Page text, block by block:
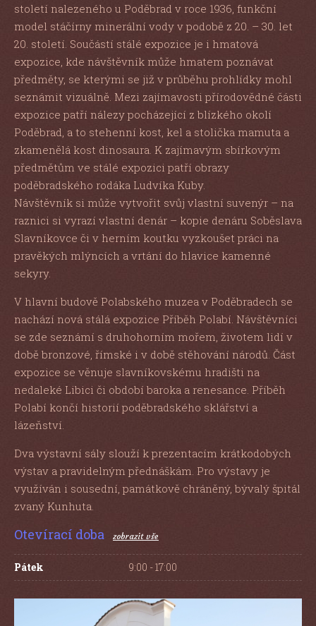
století nalezeného u Poděbrad v roce 1936, funkční
model stáčírny minerální vody v podobě z 20. – 30. let
20. století. Součástí stálé expozice je i hmatová
expozice, kde návštěvník může hmatem poznávat
předměty, se kterými se již v průběhu prohlídky mohl
seznámit vizuálně. Mezi zajímavosti přírodovědné části
expozice patří nálezy pocházející z blízkého okolí
Poděbrad, a to stehenní kost, kel a stolička mamuta a
zkamenělá kost dinosaura. K zajímavým sbírkovým
předmětům ve stálé expozici patří obrazy
poděbradského rodáka Ludvíka Kuby.
Návštěvník si může vytvořit svůj vlastní suvenýr – na
raznici si vyrazí vlastní denár – kopie denáru Soběslava
Slavníkovce či v herním koutku vyzkoušet práci na
pravěkých mlýncích a vrtání do hlavice kamenné
sekyry.
V hlavní budově Polabského muzea v Poděbradech se
nachází nová stálá expozice Příběh Polabí. Návštěvníci
se zde seznámí s druhohorním mořem, životem lidí v
době bronzové, římské i v době stěhování národů. Část
expozice se věnuje slavníkovskému hradišti na
nedaleké Libici či období baroka a renesance. Příběh
Polabí končí historií poděbradského sklářství a
lázeňství.
Dva výstavní sály slouží k prezentacím krátkodobých
výstav a pravidelným přednáškám. Pro výstavy je
využíván i sousední, památkově chráněný, bývalý špitál
zvaný Kunhuta.
Otevírací doba zobrazit vše
Pátek 9:00 - 17:00